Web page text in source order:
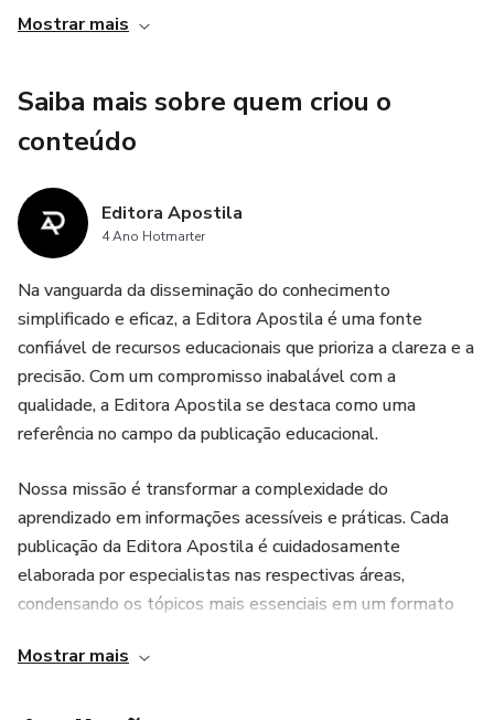
marcação, entre outras. Com a prática regular desses
se tornarem mais eficientes em campo.
trabalhar as habilidades técnicas, os exercícios também
promovem o condicionamento físico dos jogadores. Eles
envolvem atividades que exigem resistência, velocidade,
agilidade e força, contribuindo para o aprimoramento da
forma física dos jogadores e sua capacidade de suportar o
ritmo intenso de uma partida de futebol.
4. Aumento do entrosamento entre os jogadores: A
apostila de exercícios também inclui atividades que
promovem o entrosamento entre os jogadores. Esses
exercícios são projetados para melhorar a comunicação, a
cooperação e a compreensão mútua entre os membros da
equipe. Isso resulta em um melhor trabalho em equipe e
em uma maior eficiência coletiva durante as partidas.
5. Melhoria da estratégia e do esquema tático da equipe:
Mostrar mais
Saiba mais sobre quem criou o
conteúdo
Editora Apostila
4 Ano Hotmarter
Na vanguarda da disseminação do conhecimento
simplificado e eficaz, a Editora Apostila é uma fonte
confiável de recursos educacionais que prioriza a clareza e a
precisão. Com um compromisso inabalável com a
qualidade, a Editora Apostila se destaca como uma
referência no campo da publicação educacional.
Nossa missão é transformar a complexidade do
aprendizado em informações acessíveis e práticas. Cada
publicação da Editora Apostila é cuidadosamente
elaborada por especialistas nas respectivas áreas,
condensando os tópicos mais essenciais em um formato
projetadas para capacitar estudantes, profissionais em
Mostrar mais